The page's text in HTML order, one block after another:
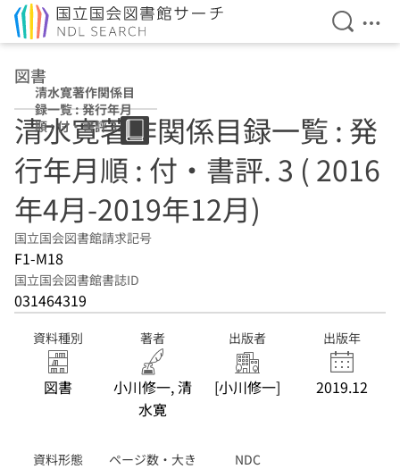
検索を
メ
図書
清水寛著作関係目
録一覧 : 発行年月
順 : 付・書評 3 (
2016年4月-2019
年12月)
清水寛著作関係目録一覧 : 発
行年月順 : 付・書評. 3 ( 2016
年4月-2019年12月)
国立国会図書館請求記号
F1-M18
国立国会図書館書誌ID
031464319
資料種別
図書
著者
小川修一, 清
水寛
出版者
[小川修一]
出版年
2019.12
資料形態
ページ数・大き
NDC